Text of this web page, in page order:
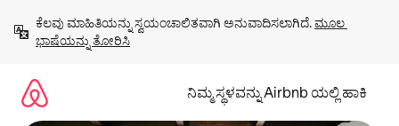
ಹೋಗಿ
ಕೆಲವು ಮಾಹಿತಿಯನ್ನು ಸ್ವಯಂಚಾಲಿತವಾಗಿ ಅನುವಾದಿಸಲಾಗಿದೆ. ಮೂಲ
ಭಾಷೆಯನ್ನು ತೋರಿಸಿ
ನಿಮ್ಮ ಸ್ಥಳವನ್ನು Airbnb ಯಲ್ಲಿ ಹಾಕಿ